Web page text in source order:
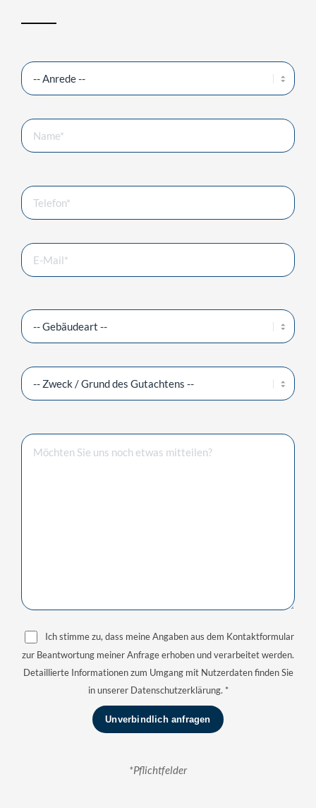
Ich stimme zu, dass meine Angaben aus dem Kontaktformular
zur Beantwortung meiner Anfrage erhoben und verarbeitet werden.
Detaillierte Informationen zum Umgang mit Nutzerdaten finden Sie
in unserer Datenschutzerklärung. *
*Pflichtfelder